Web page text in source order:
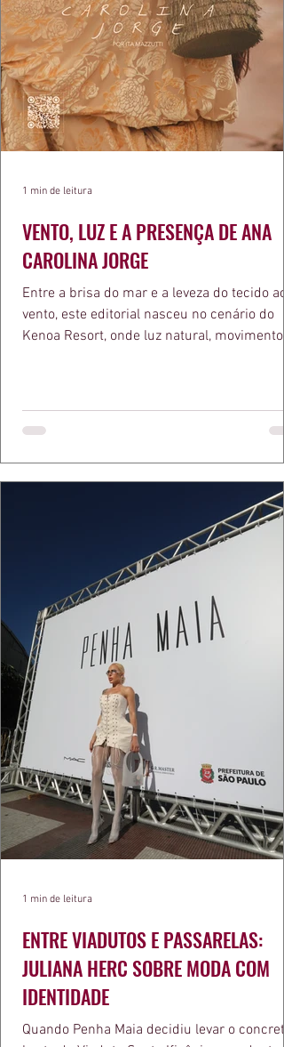
VENTO, LUZ E A PRESENÇA DE ANA
CAROLINA JORGE
Entre a brisa do mar e a leveza do tecido ao
vento, este editorial nasceu no cenário do
Kenoa Resort, onde luz natural, movimento e
algo de intemporal em vestir o vento e
que ele conduza a cena. Cada dobra do
cada reflexo dourado da luz sobre a pe
1 min de leitura
ENTRE VIADUTOS E PASSARELAS:
JULIANA HERC SOBRE MODA COM
IDENTIDADE
Quando Penha Maia decidiu levar o concreto
1 min de leitura